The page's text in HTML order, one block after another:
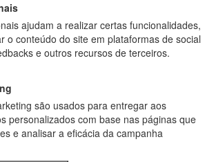
ajudam a realizar certas funcionalidades,
o conteúdo do site em plataformas de social
e outros recursos de terceiros.
são usados para entregar aos
personalizados com base nas páginas que
e analisar a eficácia da campanha